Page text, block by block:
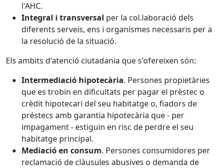
l'AHC.
Integral i transversal per la col.laboració dels
diferents serveis, ens i organismes necessaris per a
la resolució de la situació.
Els ambits d'atenció ciutadania que s'ofereixen són:
Intermediació hipotecària. Persones propietàries
que es trobin en dificultats per pagar el prèstec o
crèdit hipotecari del seu habitatge o, fiadors de
préstecs amb garantia hipotecària que - per
impagament - estiguin en risc de perdre el seu
habitatge principal.
Mediació en consum. Persones consumidores per
reclamació de clàusules abusives o demanda de